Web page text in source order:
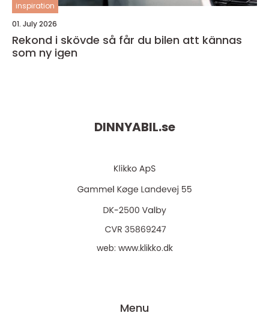
inspiration
01. July 2026
Rekond i skövde så får du bilen att kännas
som ny igen
DINNYABIL.se
web: www.klikko.dk
Menu